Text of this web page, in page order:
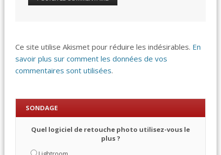
Ce site utilise Akismet pour réduire les indésirables. En
savoir plus sur comment les données de vos
commentaires sont utilisées.
SONDAGE
Quel logiciel de retouche photo utilisez-vous le
plus ?